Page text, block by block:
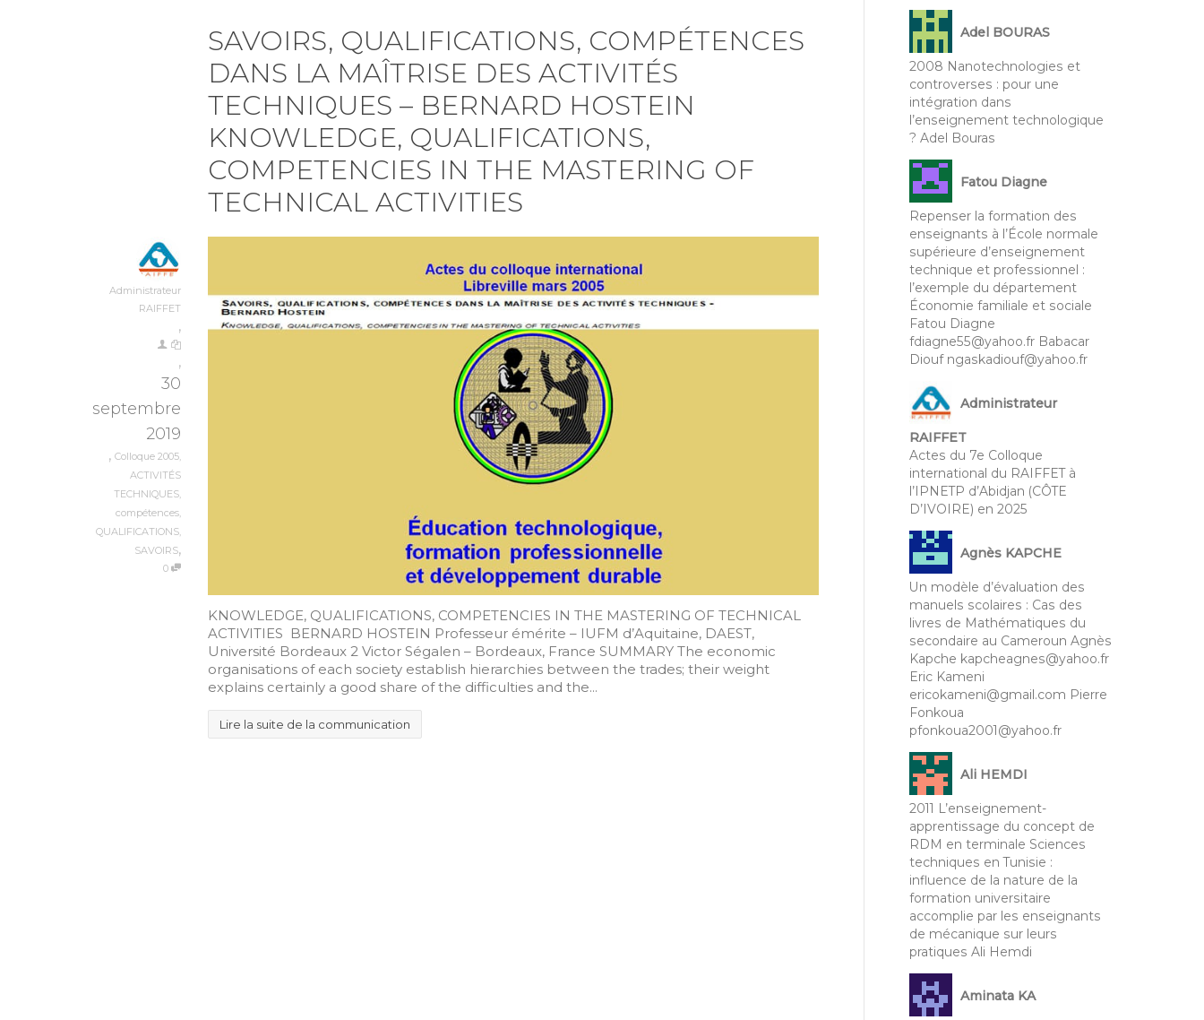
SAVOIRS, QUALIFICATIONS, COMPÉTENCES
DANS LA MAÎTRISE DES ACTIVITÉS
TECHNIQUES – BERNARD HOSTEIN
KNOWLEDGE, QUALIFICATIONS,
COMPETENCIES IN THE MASTERING OF
TECHNICAL ACTIVITIES
Administrateur
RAIFFET
,
,
30
septembre
2019
, Colloque 2005,
ACTIVITÉS
TECHNIQUES,
compétences,
QUALIFICATIONS,
SAVOIRS,
0
KNOWLEDGE, QUALIFICATIONS, COMPETENCIES IN THE MASTERING OF TECHNICAL
ACTIVITIES BERNARD HOSTEIN Professeur émérite – IUFM d’Aquitaine, DAEST,
Université Bordeaux 2 Victor Ségalen – Bordeaux, France SUMMARY The economic
organisations of each society establish hierarchies between the trades; their weight
explains certainly a good share of the difficulties and the...
Lire la suite de la communication
Adel BOURAS
2008 Nanotechnologies et
controverses : pour une
intégration dans
l’enseignement technologique
? Adel Bouras
Fatou Diagne
Repenser la formation des
enseignants à l’École normale
supérieure d’enseignement
technique et professionnel :
l’exemple du département
Économie familiale et sociale
Fatou Diagne
fdiagne55@yahoo.fr Babacar
Diouf ngaskadiouf@yahoo.fr
Administrateur
RAIFFET
Actes du 7e Colloque
international du RAIFFET à
l’IPNETP d’Abidjan (CÔTE
D’IVOIRE) en 2025
Agnès KAPCHE
Un modèle d’évaluation des
manuels scolaires : Cas des
livres de Mathématiques du
secondaire au Cameroun Agnès
Kapche kapcheagnes@yahoo.fr
Eric Kameni
ericokameni@gmail.com Pierre
Fonkoua
pfonkoua2001@yahoo.fr
Ali HEMDI
2011 L’enseignement-
apprentissage du concept de
RDM en terminale Sciences
techniques en Tunisie :
influence de la nature de la
formation universitaire
accomplie par les enseignants
de mécanique sur leurs
pratiques Ali Hemdi
Aminata KA